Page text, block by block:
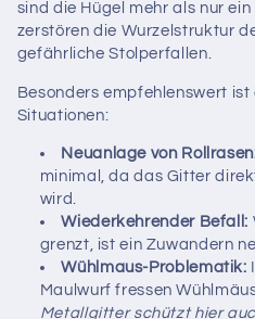
sind die Hügel mehr als nur
zerstören die Wurzelstruktur
gefährliche Stolperfallen.
Besonders empfehlenswert
Situationen:
Neuanlage von
minimal, da das Gitter
wird.
Wiederkehrender Befall:
grenzt, ist ein Zuwandern
Wühlmaus-Problematik:
Maulwurf fressen
Metallgitter schützt hier